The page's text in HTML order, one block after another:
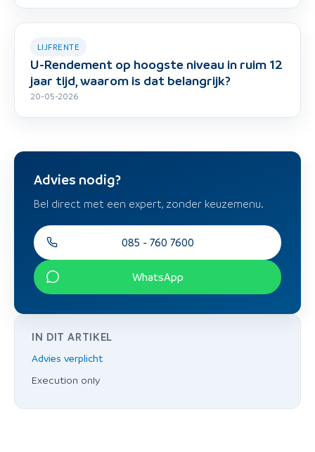
LIJFRENTE
U-Rendement op hoogste niveau in ruim 12
jaar tijd, waarom is dat belangrijk?
20-05-2026
IN DIT ARTIKEL
Advies verplicht
Execution only
Advies nodig?
Bel direct met een expert, zonder keuzemenu.
085 - 760 7600
WhatsApp